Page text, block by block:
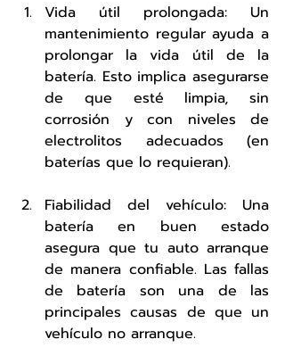
Vida útil prolongada: Un
mantenimiento regular ayuda a
prolongar la vida útil de la
batería. Esto implica asegurarse
de que esté limpia, sin
corrosión y con niveles de
electrolitos adecuados (en
baterías que lo requieran).
Fiabilidad del vehículo: Una
batería en buen estado
asegura que tu auto arranque
de manera confiable. Las fallas
de batería son una de las
principales causas de que un
vehículo no arranque.